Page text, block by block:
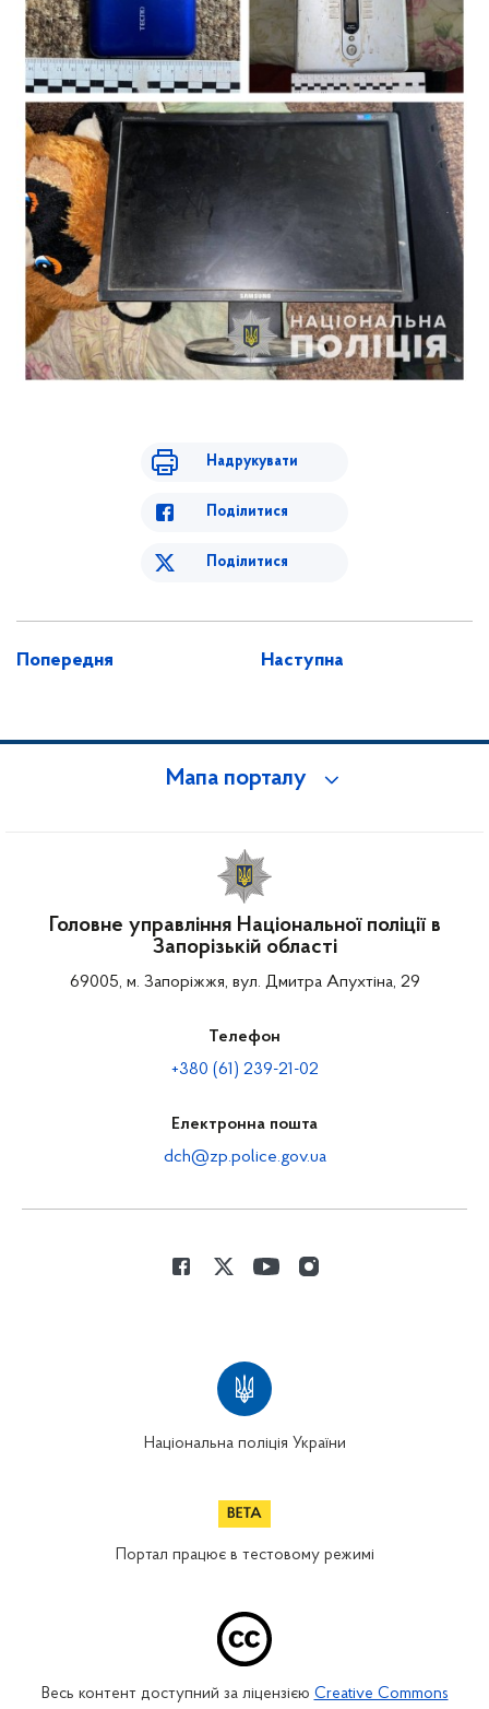
Надрукувати
Поділитися
Поділитися
Попередня Наступна
Мапа порталу
Головне управління Національної поліції в
Запорізькій області
69005, м. Запоріжжя, вул. Дмитра Апухтіна, 29
Телефон
+380 (61) 239-21-02
Електронна пошта
dch@zp.police.gov.ua
Національна поліція України
Портал працює в тестовому режимі
Весь контент доступний за ліцензією Creative Commons